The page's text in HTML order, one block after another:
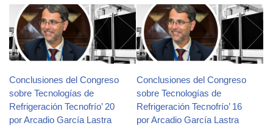
Conclusiones del Congreso
sobre Tecnologías de
Refrigeración Tecnofrío’ 20
por Arcadio García Lastra
Conclusiones del Congreso
sobre Tecnologías de
Refrigeración Tecnofrío’ 16
por Arcadio García Lastra